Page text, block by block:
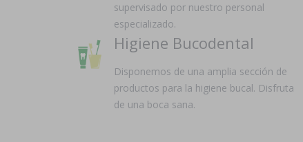
supervisado por nuestro personal
especializado.
Higiene Bucodental
Disponemos de una amplia sección de
productos para la higiene bucal. Disfruta
de una boca sana.